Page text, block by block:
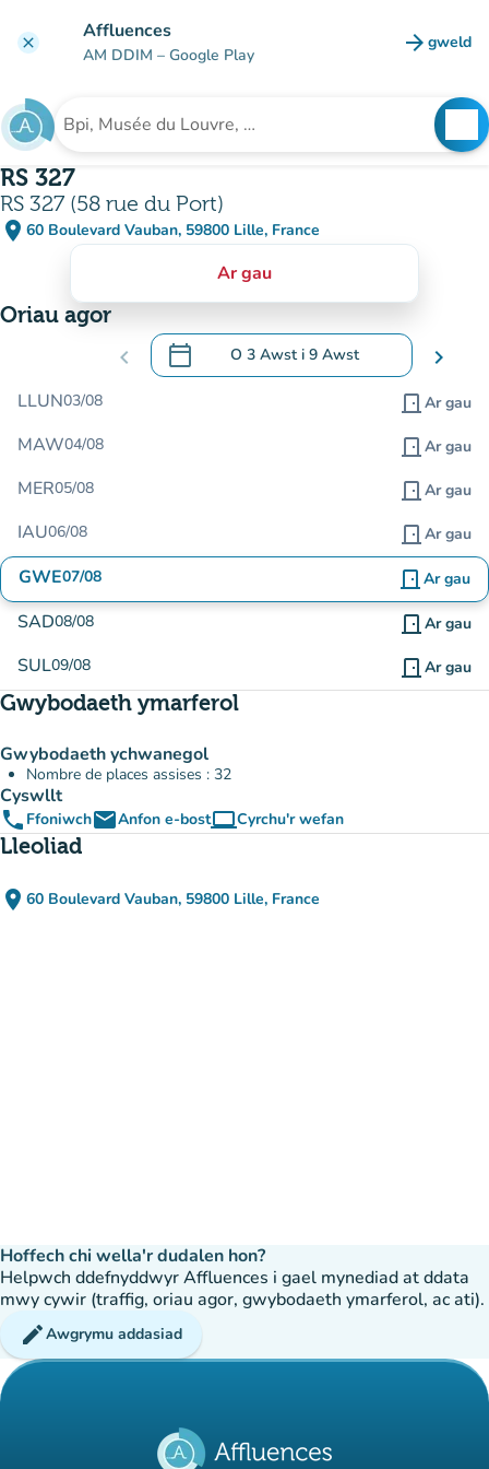
clear Affluences
AM DDIM – Google Play arrow_forward gweld
(tab
Chwilio am sefydliad
RS 327
RS 327 (58 rue du Port)
place 60 Boulevard Vauban, 59800 Lille, France
(agor yn Google Maps)
(tab newydd)
Ar gau
Oriau agor
chevron_left calendar_today O 3 Awst i 9 Awst
.Agor y calendr i newid dyddiadau chevron_right
LLUN03/08 door_front Ar gau
MAW04/08 door_front Ar gau
MER05/08 door_front Ar gau
IAU06/08 door_front Ar gau
GWE07/08 door_front Ar gau
SAD08/08 door_front Ar gau
SUL09/08 door_front Ar gau
Gwybodaeth ymarferol
Gwybodaeth ychwanegol
Nombre de places assises : 32
Cyswllt
phone FfoniwchemailAnfon e-bostcomputerCyrchu'r wefan
(tab newydd)
Lleoliad
place 60 Boulevard Vauban, 59800 Lille, France
(agor yn Google Maps)
(tab newydd)
Hoffech chi wella'r dudalen hon?
Helpwch ddefnyddwyr Affluences i gael mynediad at ddata
mwy cywir (traffig, oriau agor, gwybodaeth ymarferol, ac ati).
editAwgrymu addasiad